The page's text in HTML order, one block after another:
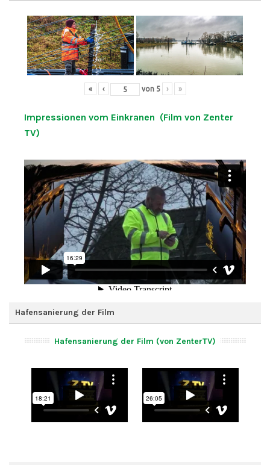
« ‹ von 5 › »
Impressionen vom Einkranen (Film von Zenter
TV)
Hafensanierung der Film
Hafensanierung der Film (von ZenterTV)